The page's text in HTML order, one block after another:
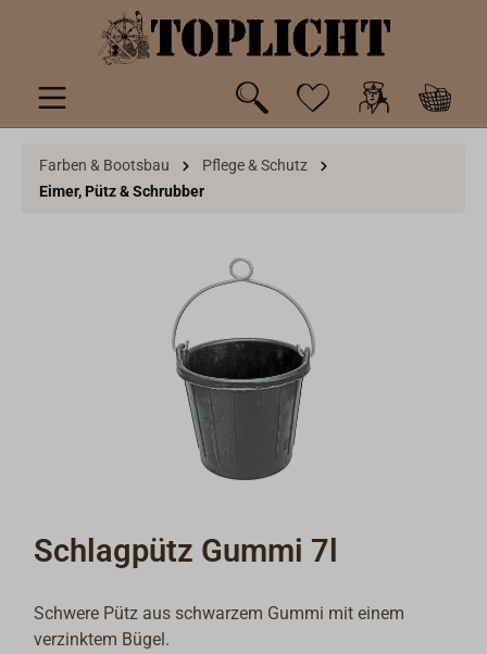
springen
Farben & Bootsbau
Pflege & Schutz
Eimer, Pütz & Schrubber
Schlagpütz Gummi 7l
Schwere Pütz aus schwarzem Gummi mit einem
verzinktem Bügel.